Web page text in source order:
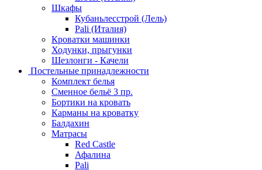
Шкафы
Кубаньлесстрой (Лель)
Pali (Италия)
Кроватки машинки
Ходунки, прыгунки
Шезлонги - Качели
Постельные принадлежности
Комплект белья
Сменное бельё 3 пр.
Бортики на кровать
Карманы на кроватку
Балдахин
Матрасы
Red Castle
Афалина
Pali